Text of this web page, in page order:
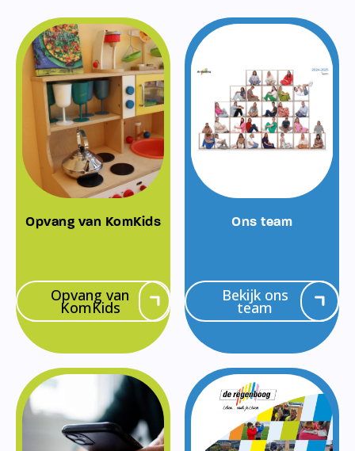
Opvang van KomKids
Opvang van
KomKids
Ons team
Bekijk ons
team